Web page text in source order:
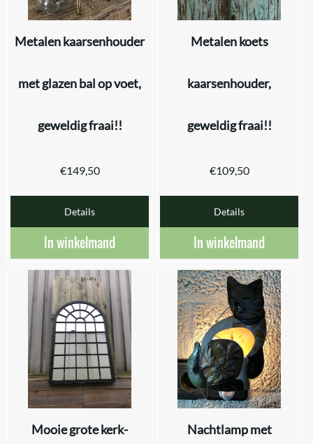
Metalen kaarsenhouder
met glazen bal op voet,
geweldig fraai!!
€149,50
Details
In winkelmand
Metalen koets
kaarsenhouder,
geweldig fraai!!
€109,50
Details
In winkelmand
Mooie grote kerk- Nachtlamp met